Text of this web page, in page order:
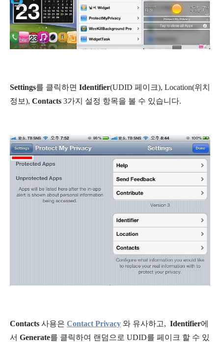
Settings를 클릭하면 Identifier(UDID 페이크), Location(위치
정보), Contacts 3가지 설정 항목을 볼 수 있습니다.
Contacts 사용은 Contact Privacy 와 유사하고, Identifier에
서 Generate를 클릭하여 랜덤으로 UDID를 페이크 할 수 있